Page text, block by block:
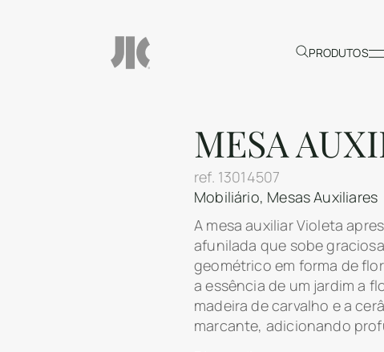
PRODUTOS
MESA
ref. 13014507
Mobiliário, Mesas Auxiliares
A mesa auxiliar Violeta
afunilada que sobe
geométrico em forma de
a essência de um jardim a
madeira de carvalho e a
marcante, adicionando